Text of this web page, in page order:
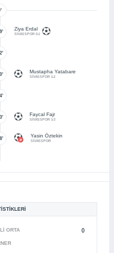
Ziya Erdal
SİVASSPOR 0-1
Mustapha Yatabare
SİVASSPOR 1-2
Faycal Fajr
SİVASSPOR 1-3
Yasin Öztekin
SİVASSPOR
ORTA ()